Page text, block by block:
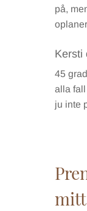
på,
Kersti
45
alla
ju inte